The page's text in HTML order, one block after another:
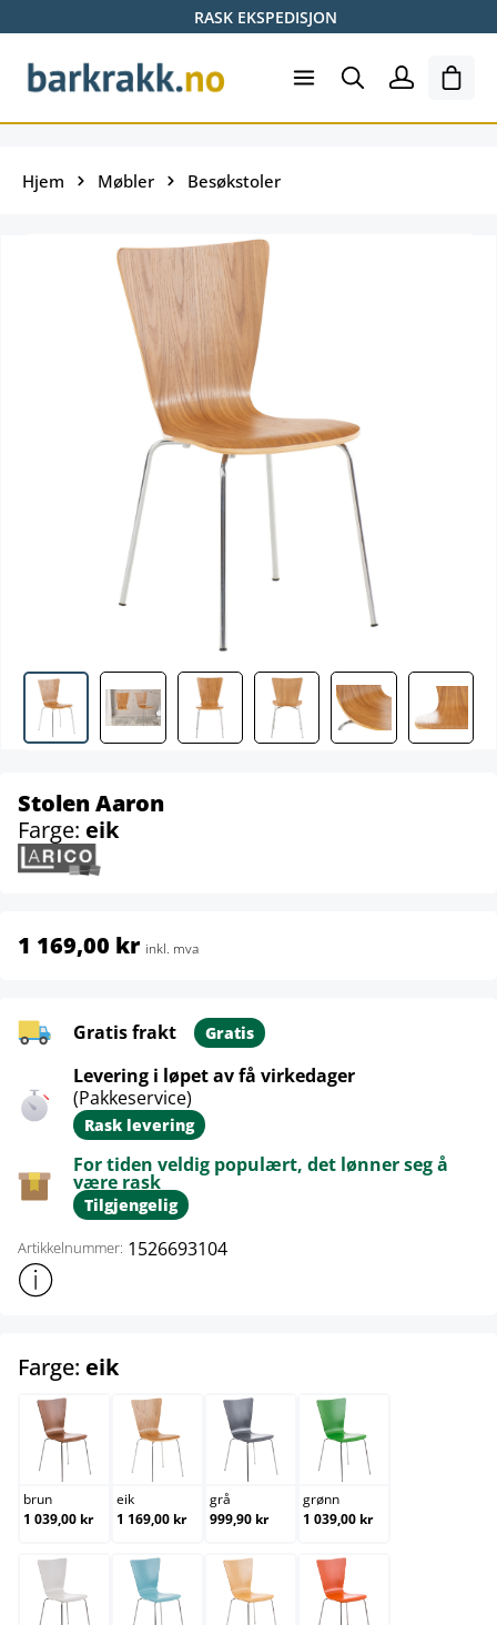
RASK EKSPEDISJON
Hjem Møbler Besøkstoler
Stolen Aaron
Farge: eik
1 169,00 kr inkl. mva
Gratis frakt Gratis
Levering i løpet av få virkedager
(Pakkeservice)
Rask levering
For tiden veldig populært, det lønner seg å
være rask
Tilgjengelig
Artikkelnummer: 1526693104
Vis mer produktinformasjon
Farge: eikselect
brun
brun
1 039,00 kr
eik
eik
1 169,00 kr
grå
grå
999,90 kr
grønn
grønn
1 039,00 kr
hvit lys blå natura orange